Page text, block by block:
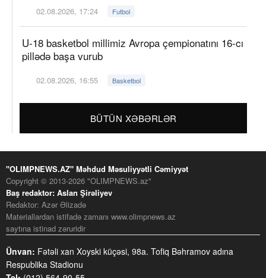
02.08.2026, 17:24 Futbol
U-18 basketbol millimiz Avropa çempionatını 16-cı
pillədə başa vurub
02.08.2026, 16:55 Basketbol
BÜTÜN XƏBƏRLƏR
"OLIMPNEWS.AZ" Məhdud Məsuliyyətli Cəmiyyət
Copyright © 2013-2026 "OLIMPNEWS.az"
Baş redaktor: Aslan Şirəliyev
Redaktor: Azər Əlizadə
Materiallardan istifadə zamanı www.olimpnews.az
saytına istinad zəruridir
Ünvan: Fətəli xan Xoyski küçəsi, 98a. Tofiq Bəhramov adına
Respublika Stadionu